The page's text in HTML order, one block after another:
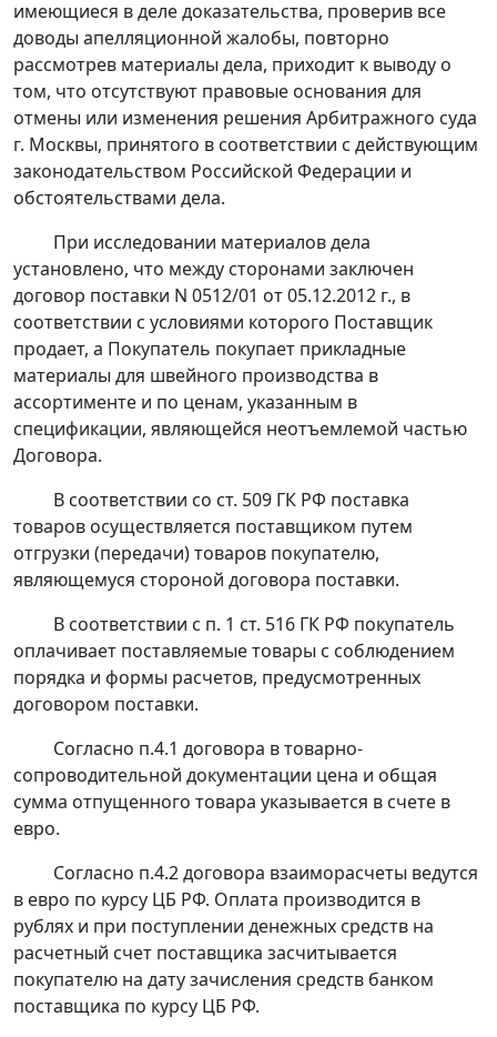
имеющиеся в деле доказательства, проверив все
доводы апелляционной жалобы, повторно
рассмотрев материалы дела, приходит к выводу о
том, что отсутствуют правовые основания для
отмены или изменения решения Арбитражного суда
г. Москвы, принятого в соответствии с действующим
законодательством Российской Федерации и
обстоятельствами дела.
При исследовании материалов дела
установлено, что между сторонами заключен
договор поставки N 0512/01 от 05.12.2012 г., в
соответствии с условиями которого Поставщик
продает, а Покупатель покупает прикладные
материалы для швейного производства в
ассортименте и по ценам, указанным в
спецификации, являющейся неотъемлемой частью
Договора.
В соответствии со ст. 509 ГК РФ поставка
товаров осуществляется поставщиком путем
отгрузки (передачи) товаров покупателю,
являющемуся стороной договора поставки.
В соответствии с п. 1 ст. 516 ГК РФ покупатель
оплачивает поставляемые товары с соблюдением
порядка и формы расчетов, предусмотренных
договором поставки.
Согласно п.4.1 договора в товарно-
сопроводительной документации цена и общая
сумма отпущенного товара указывается в счете в
евро.
Согласно п.4.2 договора взаиморасчеты ведутся
в евро по курсу ЦБ РФ. Оплата производится в
рублях и при поступлении денежных средств на
расчетный счет поставщика засчитывается
покупателю на дату зачисления средств банком
поставщика по курсу ЦБ РФ.